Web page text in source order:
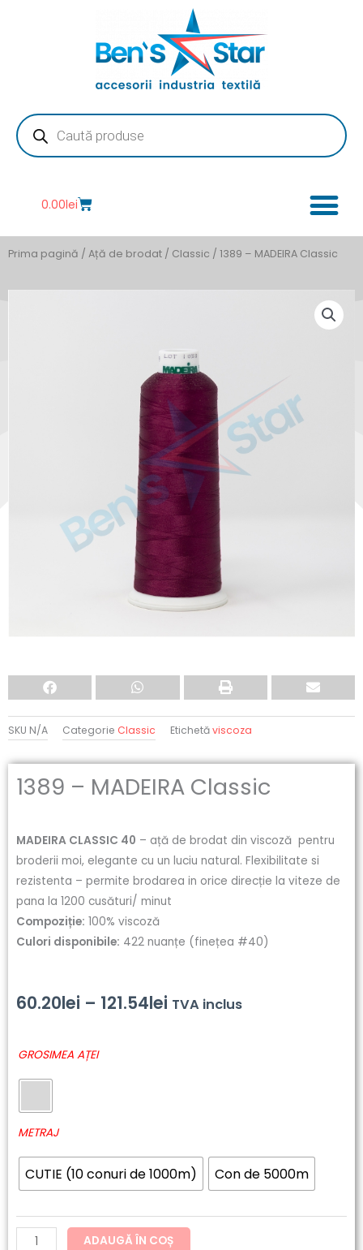
Products
search
0.00leiCart
Prima pagină / Ață de brodat / Classic / 1389 – MADEIRA Classic
SKU N/A Categorie Classic Etichetăviscoza
1389 – MADEIRA Classic
MADEIRA CLASSIC 40 – ață de brodat din viscoză pentru
broderii moi, elegante cu un luciu natural. Flexibilitate si
rezistenta – permite brodarea in orice direcție la viteze de
pana la 1200 cusături/ minut
Compoziție: 100% viscoză
Culori disponibile: 422 nuanțe (finețea #40)
60.20lei – 121.54lei Interval
la
121.54lei
TVA inclus
GROSIMEA AȚEI
METRAJ
CUTIE (10 conuri de 1000m) Con de 5000m
Cantitate
MADEIRA
Classic
ADAUGĂ ÎN COȘ